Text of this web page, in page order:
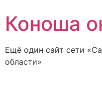
Коноша
Ещё один сайт сети
области»